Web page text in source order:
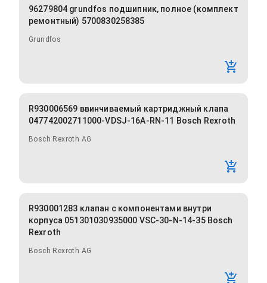
96279804 grundfos подшипник, полное (комплект
ремонтный) 5700830258385
Grundfos
R930006569 ввинчиваемый картриджный клапа
047742002711000-VDSJ-16A-RN-11 Bosch Rexroth
Bosch Rexroth AG
R930001283 клапан с компонентами внутри
корпуса 051301030935000 VSC-30-N-14-35 Bosch
Rexroth
Bosch Rexroth AG